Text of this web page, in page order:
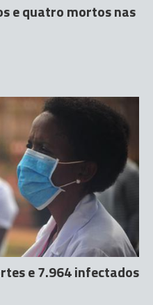
e quatro mortos nas
e 7.964 infectados